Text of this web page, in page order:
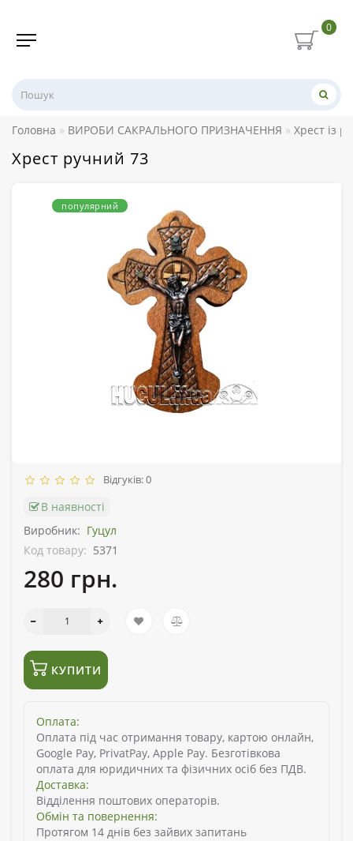
0
Головна ВИРОБИ САКРАЛЬНОГО ПРИЗНАЧЕННЯ Хрест із
Хрест ручний 73
популярний
Відгуків: 0
В наявності
Виробник: Гуцул
Код товару: 5371
280 грн.
КУПИТИ
Оплата:
Оплата під час отримання товару, картою онлайн,
Google Pay, PrivatPay, Apple Pay. Безготівкова
оплата для юридичних та фізичних осіб без ПДВ.
Доставка:
Відділення поштових операторів.
Обмін та повернення:
Протягом 14 днів без зайвих запитань